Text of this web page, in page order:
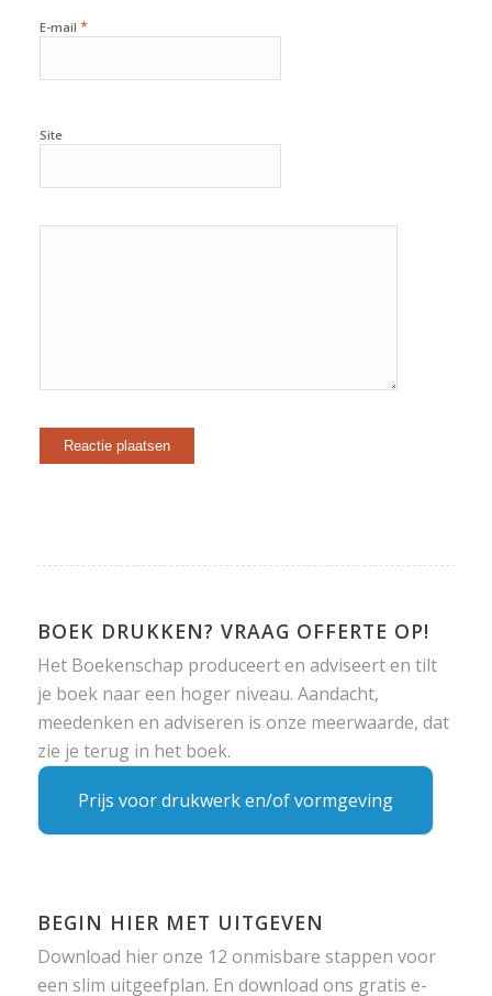
E-mail *
Site
BOEK DRUKKEN? VRAAG OFFERTE OP!
Het Boekenschap produceert en adviseert en tilt
je boek naar een hoger niveau. Aandacht,
meedenken en adviseren is onze meerwaarde, dat
zie je terug in het boek.
Prijs voor drukwerk en/of vormgeving
BEGIN HIER MET UITGEVEN
Download hier onze 12 onmisbare stappen voor
een slim uitgeefplan. En download ons gratis e-